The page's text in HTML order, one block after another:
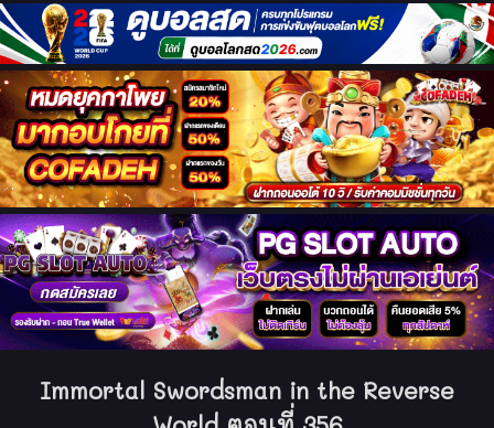
Immortal Swordsman in the Reverse